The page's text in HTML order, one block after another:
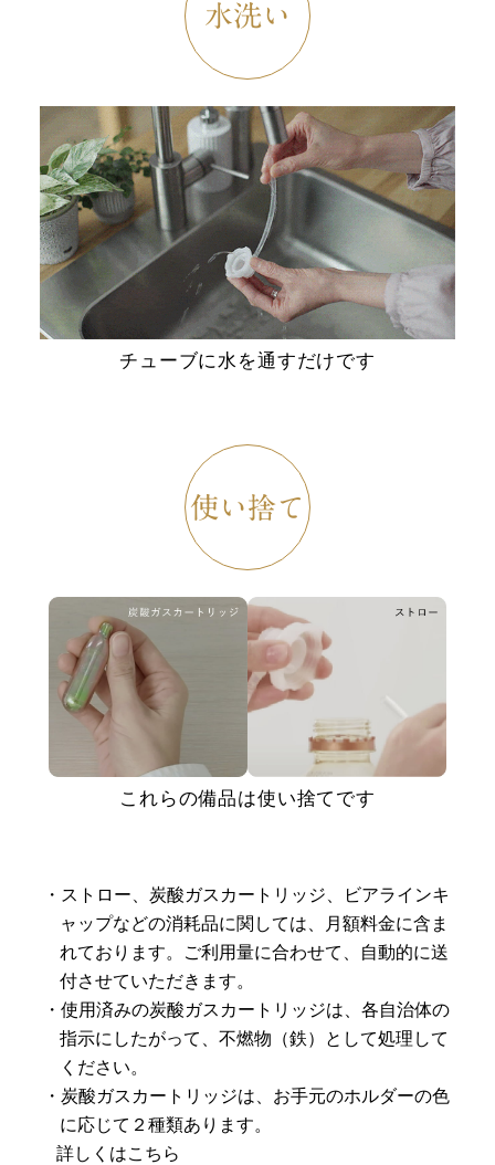
水洗い
チューブに水を通すだけです
使い捨て
これらの備品は使い捨てです
ストロー、炭酸ガスカートリッジ、ビアラインキ
ャップなどの消耗品に関しては、月額料金に含ま
れております。ご利用量に合わせて、自動的に送
付させていただきます。
使用済みの炭酸ガスカートリッジは、各自治体の
指示にしたがって、不燃物（鉄）として処理して
ください。
炭酸ガスカートリッジは、お手元のホルダーの色
に応じて２種類あります。
詳しくはこちら